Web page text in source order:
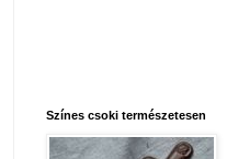
Színes csoki természetesen